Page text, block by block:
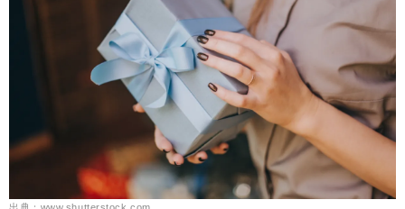
出典：www.shutterstock.com